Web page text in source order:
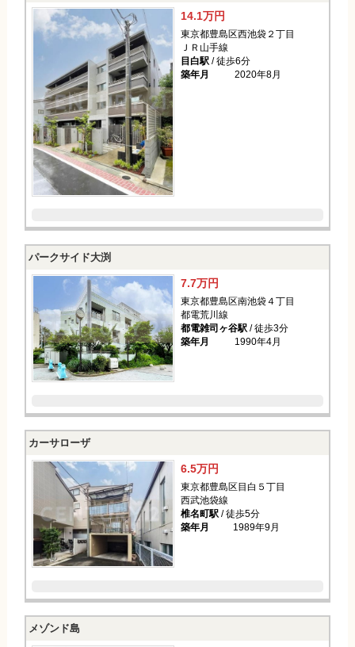
14.1万円
東京都豊島区西池袋２丁目
ＪＲ山手線
目白駅/ 徒歩6分
築年月
2020年8月
パークサイド大渕
7.7万円
東京都豊島区南池袋４丁目
都電荒川線
都電雑司ヶ谷駅/ 徒歩3分
築年月
1990年4月
カーサローザ
6.5万円
東京都豊島区目白５丁目
西武池袋線
椎名町駅/ 徒歩5分
築年月
1989年9月
メゾンド島